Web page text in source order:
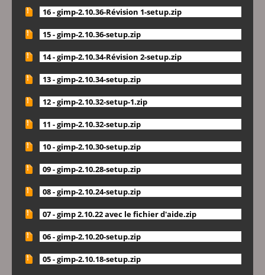
16 - gimp-2.10.36-Révision 1-setup.zip
15 - gimp-2.10.36-setup.zip
14 - gimp-2.10.34-Révision 2-setup.zip
13 - gimp-2.10.34-setup.zip
12 - gimp-2.10.32-setup-1.zip
11 - gimp-2.10.32-setup.zip
10 - gimp-2.10.30-setup.zip
09 - gimp-2.10.28-setup.zip
08 - gimp-2.10.24-setup.zip
07 - gimp 2.10.22 avec le fichier d'aide.zip
06 - gimp-2.10.20-setup.zip
05 - gimp-2.10.18-setup.zip